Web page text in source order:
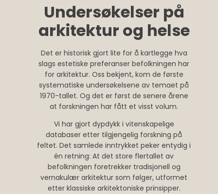
Undersøkelser på
arkitektur og helse
Det er historisk gjort lite for å kartlegge hva
slags estetiske preferanser befolkningen har
for arkitektur. Oss bekjent, kom de første
systematiske undersøkelsene av temaet på
1970-tallet. Og det er først de senere årene
at forskningen har fått et visst volum.
Vi har gjort dypdykk i vitenskapelige
databaser etter tilgjengelig forskning på
feltet. Det samlede inntrykket peker entydig i
én retning: At det store flertallet av
befolkningen foretrekker tradisjonell og
vernakulær arkitektur som følger, utformet
etter klassiske arkitektoniske prinsipper.